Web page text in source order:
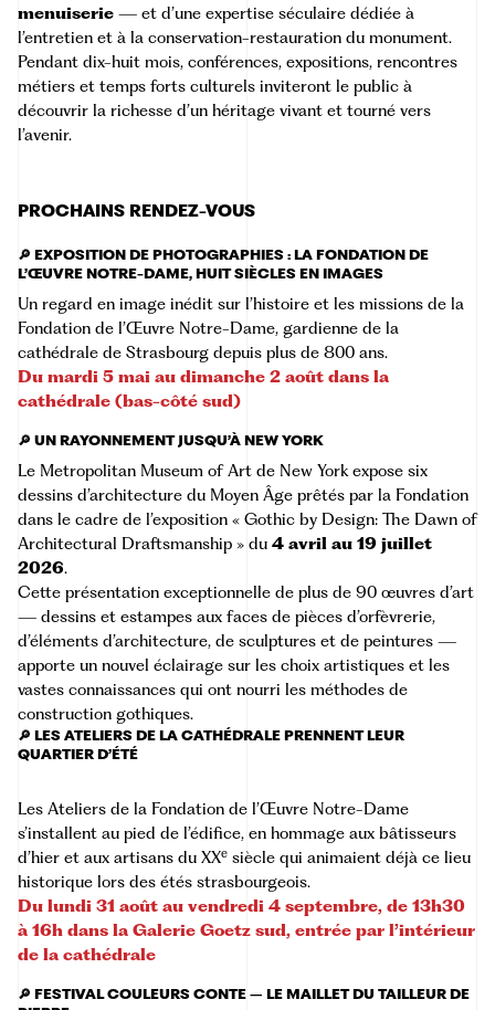
menuiserie — et d’une expertise séculaire dédiée à
l’entretien et à la conservation-restauration du monument.
Pendant dix-huit mois, conférences, expositions, rencontres
métiers et temps forts culturels inviteront le public à
découvrir la richesse d’un héritage vivant et tourné vers
l’avenir.
PROCHAINS RENDEZ-VOUS
🔎 EXPOSITION DE PHOTOGRAPHIES : LA FONDATION DE
L’ŒUVRE NOTRE-DAME, HUIT SIÈCLES EN IMAGES
Un regard en image inédit sur l’histoire et les missions de la
Fondation de l’Œuvre Notre-Dame, gardienne de la
cathédrale de Strasbourg depuis plus de 800 ans.
Du mardi 5 mai au dimanche 2 août dans la
cathédrale (bas-côté sud)
🔎 UN RAYONNEMENT JUSQU’À NEW YORK
Le Metropolitan Museum of Art de New Yorkexpose six
dessins d’architecture du Moyen Âge prêtés par la Fondation
dans le cadre de l’exposition « Gothic by Design: The Dawn of
Architectural Draftsmanship » du 4 avril au 19 juillet
2026.
Cette présentation exceptionnelle de plus de 90 œuvres d’art
— dessins et estampes aux faces de pièces d’orfèvrerie,
d’éléments d’architecture, de sculptures et de peintures —
apporte un nouvel éclairage sur les choix artistiques et les
vastes connaissances qui ont nourri les méthodes de
construction gothiques.
🔎 LES ATELIERS DE LA CATHÉDRALE PRENNENT LEUR
QUARTIER D’ÉTÉ
Les Ateliers de la Fondation de l’Œuvre Notre-Dame
s’installent au pied de l’édifice, en hommage aux bâtisseurs
d’hier et aux artisans du XXe siècle qui animaient déjà ce lieu
historique lors des étés strasbourgeois.
Du lundi 31 août au vendredi 4 septembre, de 13h30
à 16h dans la Galerie Goetz sud, entrée par l’intérieur
de la cathédrale
🔎 FESTIVAL COULEURS CONTE – LE MAILLET DU TAILLEUR DE